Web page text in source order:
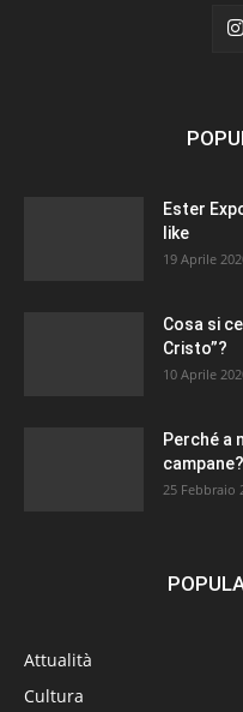
Ester
like
19 Aprile
Cosa si
Cristo”?
10 Aprile
Perché a
campane?
25 Febbraio
Attualità
Cultura